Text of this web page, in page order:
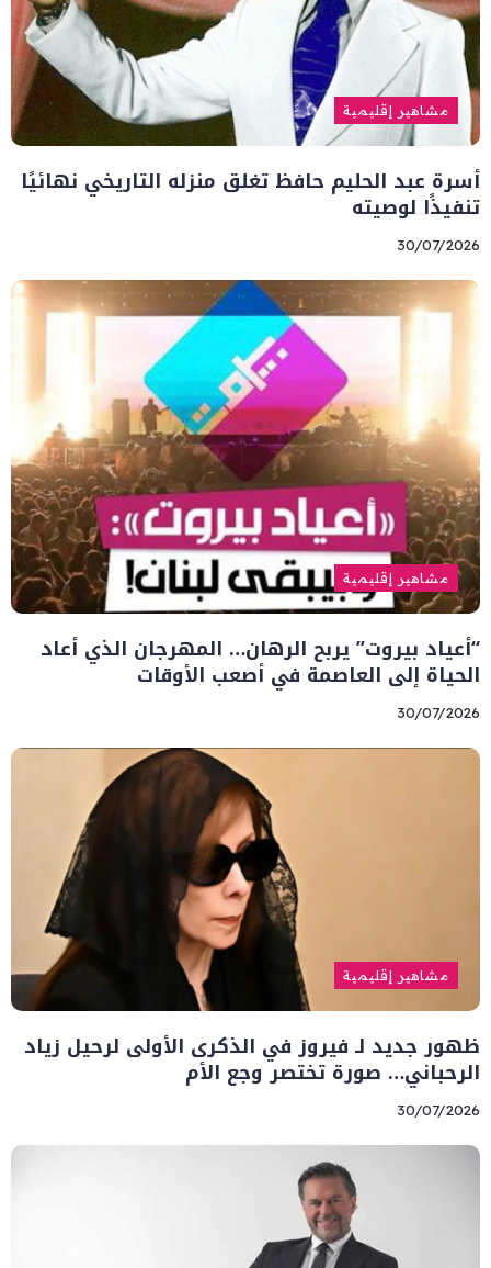
مشاهير إقليمية
أسرة عبد الحليم حافظ تغلق منزله التاريخي نهائيًا
تنفيذًا لوصيته
30/07/2026
مشاهير إقليمية
“أعياد بيروت” يربح الرهان… المهرجان الذي أعاد
الحياة إلى العاصمة في أصعب الأوقات
30/07/2026
مشاهير إقليمية
ظهور جديد لـ فيروز في الذكرى الأولى لرحيل زياد
الرحباني… صورة تختصر وجع الأم
30/07/2026